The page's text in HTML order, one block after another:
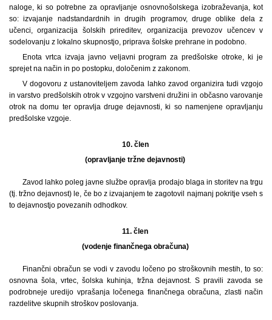
naloge, ki so potrebne za opravljanje osnovnošolskega izobraževanja, kot
so: izvajanje nadstandardnih in drugih programov, druge oblike dela z
učenci, organizacija šolskih prireditev, organizacija prevozov učencev v
sodelovanju z lokalno skupnostjo, priprava šolske prehrane in podobno.
Enota vrtca izvaja javno veljavni program za predšolske otroke, ki je
sprejet na način in po postopku, določenim z zakonom.
V dogovoru z ustanoviteljem zavoda lahko zavod organizira tudi vzgojo
in varstvo predšolskih otrok v vzgojno varstveni družini in občasno varovanje
otrok na domu ter opravlja druge dejavnosti, ki so namenjene opravljanju
predšolske vzgoje.
10. člen
(opravljanje tržne dejavnosti)
Zavod lahko poleg javne službe opravlja prodajo blaga in storitev na trgu
(tj. tržno dejavnost) le, če bo z izvajanjem te zagotovil najmanj pokritje vseh s
to dejavnostjo povezanih odhodkov.
11. člen
(vodenje finančnega obračuna)
Finančni obračun se vodi v zavodu ločeno po stroškovnih mestih, to so:
osnovna šola, vrtec, šolska kuhinja, tržna dejavnost. S pravili zavoda se
podrobneje uredijo vprašanja ločenega finančnega obračuna, zlasti način
razdelitve skupnih stroškov poslovanja.